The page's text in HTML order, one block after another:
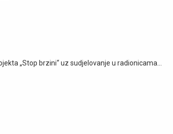
„Stop brzini“ uz sudjelovanje u radionicama…